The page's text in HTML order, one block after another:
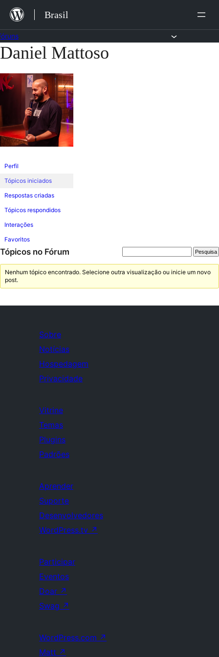
para
o
conteúdo
Brasil
Pular
o
conteúdo
Daniel Mattoso
Perfil
Tópicos iniciados
Respostas criadas
Tópicos respondidos
Interações
Favoritos
Tópicos no Fórum
Nenhum tópico encontrado. Selecione outra visualização ou inicie um novo
post.
Sobre
Notícias
Hospedagem
Privacidade
Vitrine
Temas
Plugins
Padrões
Aprender
Suporte
Desenvolvedores
WordPress.tv ↗
Participar
Eventos
Doar ↗
Swag ↗
WordPress.com ↗
Matt ↗